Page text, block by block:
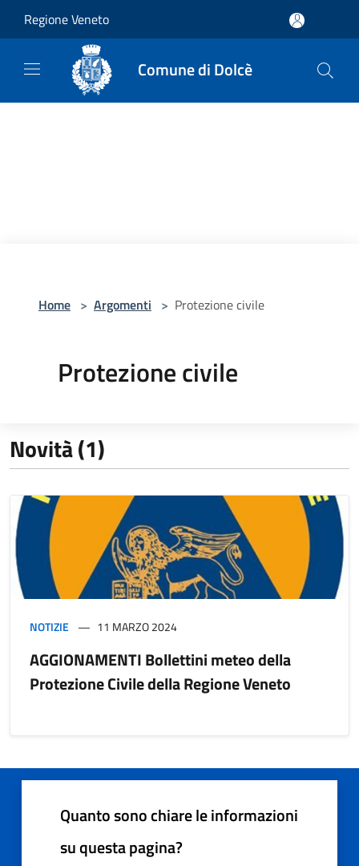
Regione Veneto
Comune di Dolcè
Home > Argomenti > Protezione civile
Protezione civile
Novità (1)
NOTIZIE 11 MARZO 2024
AGGIONAMENTI Bollettini meteo della
Protezione Civile della Regione Veneto
Quanto sono chiare le informazioni
su questa pagina?